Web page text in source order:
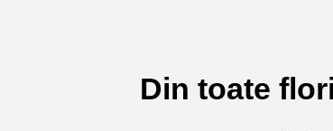
Din toate